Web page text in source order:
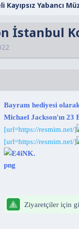
Kayıpsız Yabancı
İstanbul
Bayram hediyesi
Michael Jackson'ın 23
[url=https://resmim.net/]
[url=https://resmim.net/]
Ziyaretçiler için